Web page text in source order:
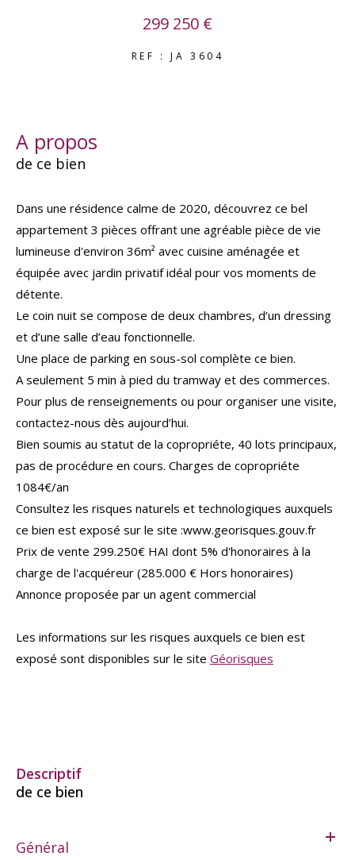
299 250 €
REF : JA 3604
a propos
de ce bien
Dans une résidence calme de 2020, découvrez ce bel
appartement 3 pièces offrant une agréable pièce de vie
lumineuse d'environ 36m² avec cuisine aménagée et
équipée avec jardin privatif idéal pour vos moments de
détente.
Le coin nuit se compose de deux chambres, d’un dressing
et d’une salle d’eau fonctionnelle.
Une place de parking en sous-sol complète ce bien.
A seulement 5 min à pied du tramway et des commerces.
Pour plus de renseignements ou pour organiser une visite,
contactez-nous dès aujourd’hui.
Bien soumis au statut de la copropriéte, 40 lots principaux,
pas de procédure en cours. Charges de copropriéte
1084€/an
Consultez les risques naturels et technologiques auxquels
ce bien est exposé sur le site :www.georisques.gouv.fr
Prix de vente 299.250€ HAI dont 5% d'honoraires à la
charge de l'acquéreur (285.000 € Hors honoraires)
Annonce proposée par un agent commercial
Les informations sur les risques auxquels ce bien est
exposé sont disponibles sur le site Géorisques
descriptif
de ce bien
Général